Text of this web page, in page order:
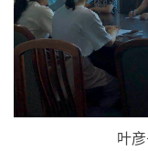
叶